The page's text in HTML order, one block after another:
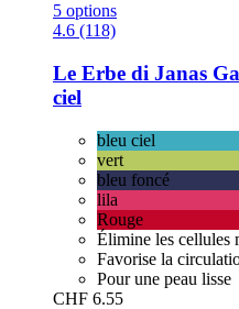
5 options
4.6 (118)
Le Erbe di Janas
ciel
bleu ciel
vert
bleu foncé
lila
Rouge
Élimine les cellules
Favorise la
Pour une peau lisse
CHF 6.55